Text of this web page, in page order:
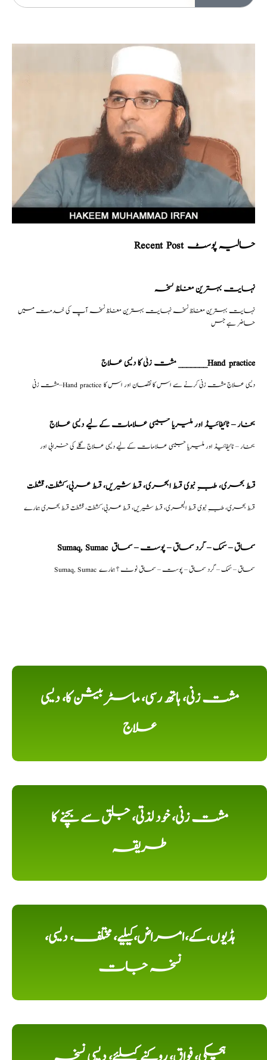
Recent Post حالیہ پوسٹ
نہایت بہترین مغلظ نسخہ
نہایت بہترین مغلظ نسخہ نہایت بہترین مغلظ نسخہ آپ کی خدمت میں
حاضر ہے جس
مشت زنی کا دیسی علاج _______Hand practice
مشت زنی–Hand practice دیسی علاج مشت زنی کرنے سے اس کا نقصان اور اس کا
بخار – ٹائیفائیڈ اور ملیریا جیسی علامات کے لیے دیسی علاج
بخار – ٹائیفائیڈ اور ملیریا جیسی علامات کے لیے دیسی علاج گلے کی خرابی اور
قسط بحری، طبِ نبوی قسط البحری، قسط شیریں، قسط عربی، كشطت، قشطت
قسط بحری، طبِ نبوی قسط البحری، قسط شیریں، قسط عربی، كشطت، قشطت قسط بحری ہمارے
Sumaq, Sumac سماق – سُمک – گرد سماق – پوست – سماق
Sumaq, Sumac سماق – سُمک – گرد سماق – پوست – سماق نوٹ ؟ ہمارے
مشت زنی، ہاتھ رسی، ماسٹر بیشن کا، دیسی
علاج
مشت زنی، خود لذتی، جلق سے بچنے کا
طریقہ
ہڈیوں،کے،امراض،کیلیے، مختلف، دیسی،
نسخہ جات